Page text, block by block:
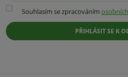
Souhlasím
zpracováním
osobních
Souhlasím se zpracováním
PŘIHLÁSIT SE K